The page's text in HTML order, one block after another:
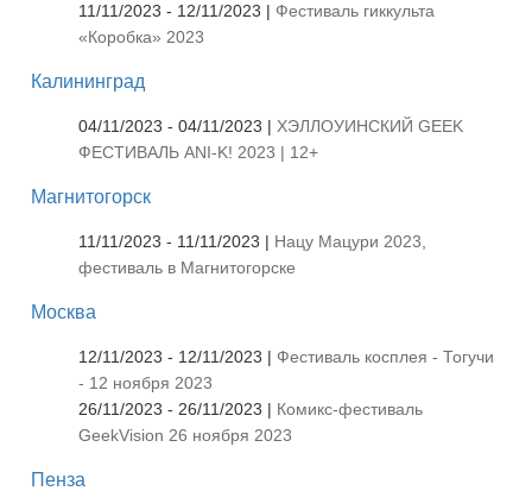
11/11/2023 - 12/11/2023 | Фестиваль гиккульта
«Коробка» 2023
Калининград
04/11/2023 - 04/11/2023 |ХЭЛЛОУИНСКИЙ GEEK
ФЕСТИВАЛЬ ANI-K! 2023 | 12+
Магнитогорск
11/11/2023 - 11/11/2023 | Нацу Мацури 2023,
фестиваль в Магнитогорске
Москва
12/11/2023 - 12/11/2023 | Фестиваль косплея - Тогучи
- 12 ноября 2023
26/11/2023 - 26/11/2023 | Комикс-фестиваль
GeekVision 26 ноября 2023
Пенза